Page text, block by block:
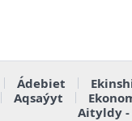
Ádebiet
Aqsaýyt
Aityldy